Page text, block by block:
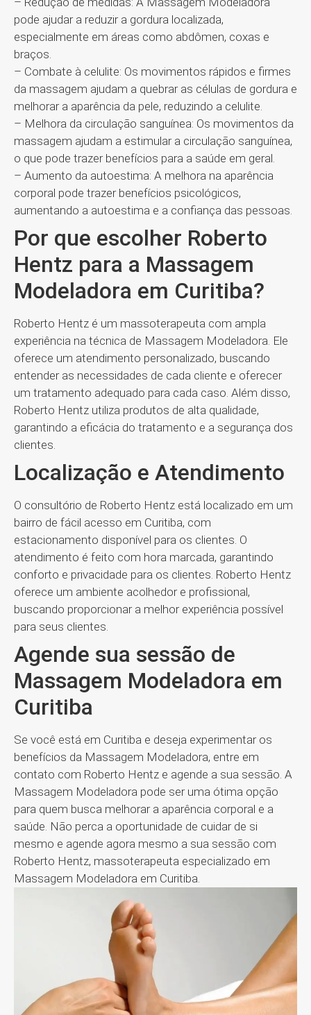
pode ajudar a reduzir a gordura localizada,
especialmente em áreas como abdômen, coxas e
braços.
– Combate à celulite: Os movimentos rápidos e firmes
da massagem ajudam a quebrar as células de gordura e
melhorar a aparência da pele, reduzindo a celulite.
– Melhora da circulação sanguínea: Os movimentos da
massagem ajudam a estimular a circulação sanguínea,
o que pode trazer benefícios para a saúde em geral.
– Aumento da autoestima: A melhora na aparência
corporal pode trazer benefícios psicológicos,
aumentando a autoestima e a confiança das pessoas.
Por que escolher Roberto
Hentz para a Massagem
Modeladora em Curitiba?
Roberto Hentz é um massoterapeuta com ampla
experiência na técnica de Massagem Modeladora. Ele
oferece um atendimento personalizado, buscando
entender as necessidades de cada cliente e oferecer
um tratamento adequado para cada caso. Além disso,
Roberto Hentz utiliza produtos de alta qualidade,
garantindo a eficácia do tratamento e a segurança dos
clientes.
Localização e Atendimento
O consultório de Roberto Hentz está localizado em um
bairro de fácil acesso em Curitiba, com
estacionamento disponível para os clientes. O
atendimento é feito com hora marcada, garantindo
conforto e privacidade para os clientes. Roberto Hentz
oferece um ambiente acolhedor e profissional,
buscando proporcionar a melhor experiência possível
para seus clientes.
Agende sua sessão de
Massagem Modeladora em
Curitiba
Se você está em Curitiba e deseja experimentar os
benefícios da Massagem Modeladora, entre em
contato com Roberto Hentz e agende a sua sessão. A
Massagem Modeladora pode ser uma ótima opção
para quem busca melhorar a aparência corporal e a
saúde. Não perca a oportunidade de cuidar de si
mesmo e agende agora mesmo a sua sessão com
Roberto Hentz, massoterapeuta especializado em
Massagem Modeladora em Curitiba.